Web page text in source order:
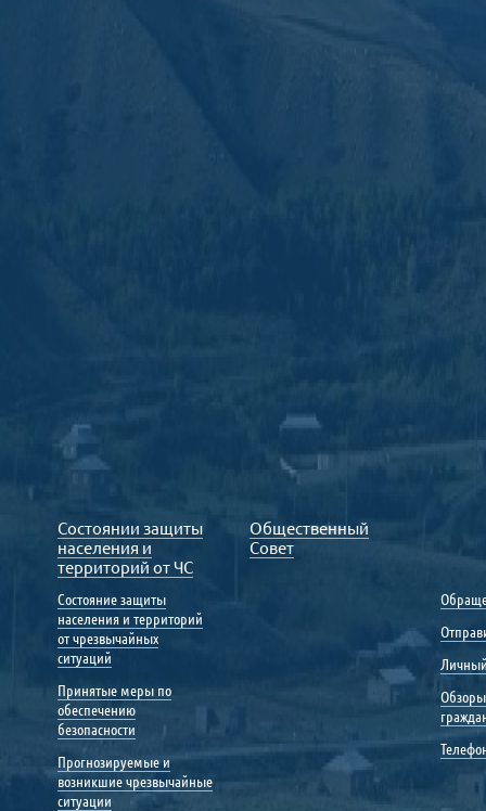
Состоянии защиты
населения и
территорий от ЧС
Состояние защиты
населения и территорий
от чрезвычайных
ситуаций
Принятые меры по
обеспечению
безопасности
Прогнозируемые и
возникшие чрезвычайные
ситуации
Общественный
Совет